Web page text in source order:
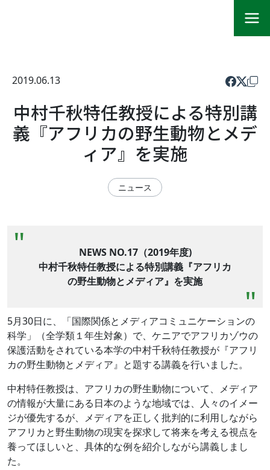
2019.06.13
中村千秋特任教授による特別講
義『アフリカの野生動物とメデ
ィア』を実施
ニュース
NEWS NO.17（2019年度)
中村千秋特任教授による特別講義『アフリカ
の野生動物とメディア』を実施
5月30日に、「国際関係とメディアコミュニケーションの
科学」（全学類１年生対象）で、ケニアでアフリカゾウの
保護活動をされている本学の中村千秋特任教授が『アフリ
カの野生動物とメディア』と題する講義を行いました。
中村特任教授は、アフリカの野生動物について、メディア
の情報が大量にある日本のような地域では、人々のイメー
ジが優先するが、メディアを正しく批判的に利用しながら
アフリカと野生動物の現実を探求して将来を考える視点を
養ってほしいと、具体的な例を紹介しながら講義しまし
た。